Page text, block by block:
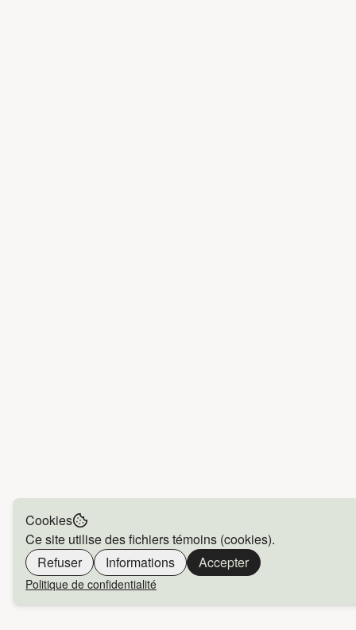
Cookies
Ce site utilise des fichiers témoins (cookies).
Refuser
Informations Accepter
Politique de confidentialité